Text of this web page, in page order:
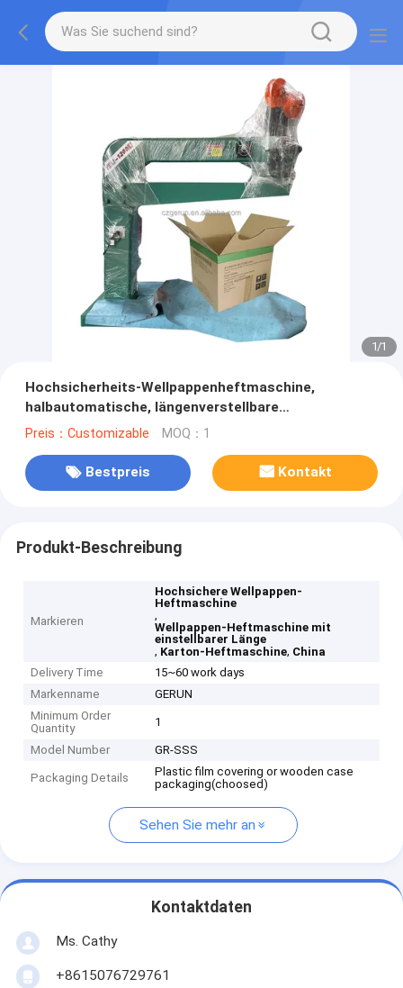
1/1
Hochsicherheits-Wellpappenheftmaschine,
halbautomatische, längenverstellbare
Hochgeschwindigkeitsmaschine
Preis：Customizable MOQ：1
Bestpreis Kontakt
Produkt-Beschreibung
Markieren
Hochsichere Wellpappen-
Heftmaschine
,
Wellpappen-Heftmaschine mit
einstellbarer Länge
, Karton-Heftmaschine, China
Delivery Time
15~60 work days
Markenname
GERUN
Minimum Order
Quantity
1
Model Number GR-SSS
Packaging Details
Plastic film covering or wooden case
packaging(choosed)
Sehen Sie mehr an
Kontaktdaten
Ms. Cathy
+8615076729761